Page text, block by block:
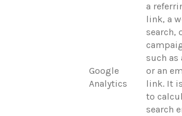
Google
Analytics
a
link, a
search,
such as
or an
link. It
to
search